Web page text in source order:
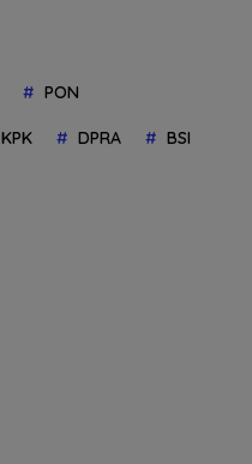
PON
KPK DPRA BSI